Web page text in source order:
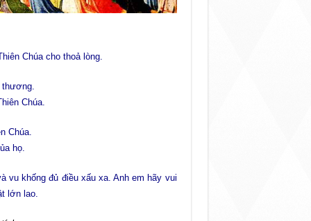
Chúa cho thoả lòng.
thương.
Chúa.
Chúa.
họ.
vu khống đủ điều xấu xa. Anh em hãy vui
lớn lao.